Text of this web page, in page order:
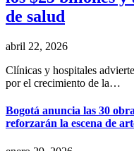
de salud
abril 22, 2026
Clínicas y hospitales
por el crecimiento de la…
Bogotá anuncia las 30
reforzarán la escena de